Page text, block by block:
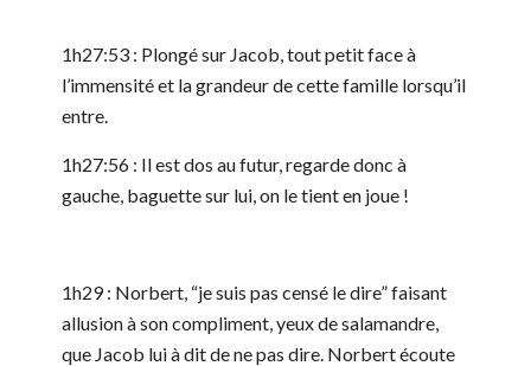
1h27:53 : Plongé sur Jacob, tout petit face à
l’immensité et la grandeur de cette famille lorsqu’il
entre.
1h27:56 : Il est dos au futur, regarde donc à
gauche, baguette sur lui, on le tient en joue !
1h29 : Norbert, “je suis pas censé le dire” faisant
allusion à son compliment, yeux de salamandre,
que Jacob lui à dit de ne pas dire. Norbert écoute